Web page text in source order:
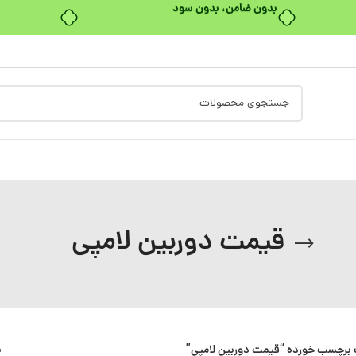
بدون ضامن، بدون سود
قیمت دوربین لامپی
خورده “قیمت دوربین لامپی”